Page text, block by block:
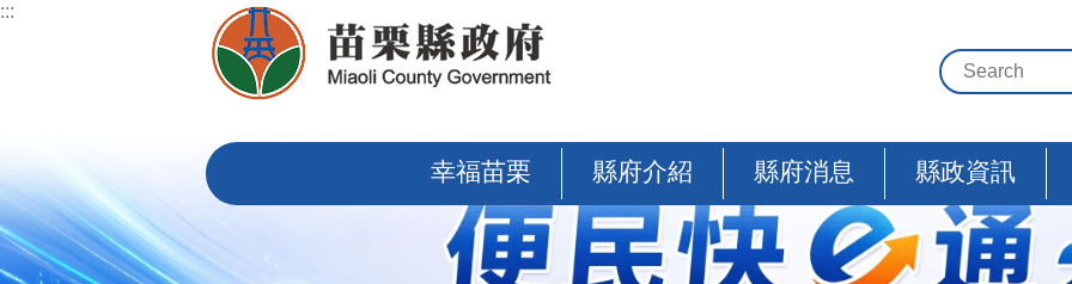
跳到主要內容區塊
:::
幸福苗栗 縣府介紹 縣府消息 縣政資訊